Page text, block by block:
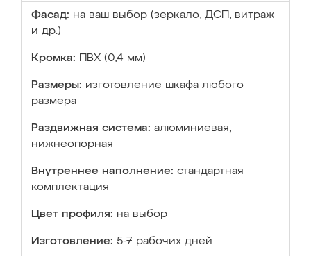
Фасад: на ваш выбор (зеркало, ДСП, витраж
и др.)
Кромка: ПВХ (0,4 мм)
Размеры: изготовление шкафа любого
размера
Раздвижная система: алюминиевая,
нижнеопорная
Внутреннее наполнение: стандартная
комплектация
Цвет профиля: на выбор
Изготовление: 5-7 рабочих дней